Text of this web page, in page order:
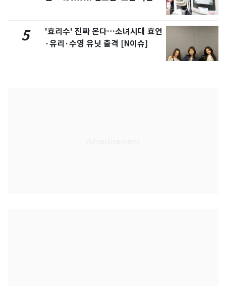
5
'효리수' 진짜 온다…소녀시대 효연
·유리·수영 유닛 출격 [N이슈]